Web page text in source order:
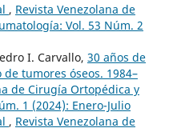
, Revista Venezolana de
Vol. 53 Núm. 2
I. Carvallo, 30 años de
tumores óseos. 1984–
de Cirugía Ortopédica y
1 (2024): Enero-Julio
, Revista Venezolana de